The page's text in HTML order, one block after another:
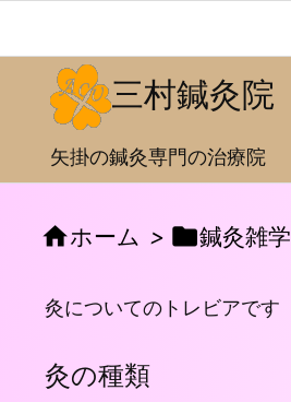
三村鍼灸院
矢掛の鍼灸専門の治療院
ホーム > 鍼灸雑学
灸についてのトレビアです
灸の種類